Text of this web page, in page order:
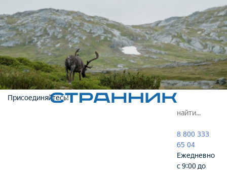
Присоединяйтесь!
8 800 333
65 04
Ежедневно
с 9:00 до